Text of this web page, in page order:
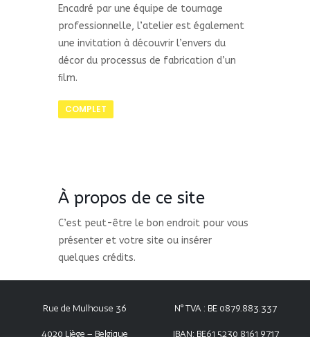
Encadré par une équipe de tournage
professionnelle, l’atelier est également
une invitation à découvrir l’envers du
décor du processus de fabrication d’un
ﬁlm.
COMPLET
À propos de ce site
C’est peut-être le bon endroit pour vous
présenter et votre site ou insérer
quelques crédits.
Rue de Mulhouse 36
4020 Liège – Belgique
N° TVA : BE 0879.883.337
IBAN: BE61 5230 8161 9717